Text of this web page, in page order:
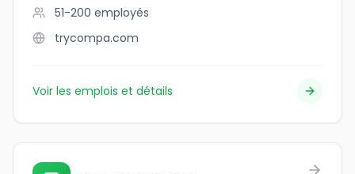
51-200 employés
trycompa.com
Voir les emplois et détails